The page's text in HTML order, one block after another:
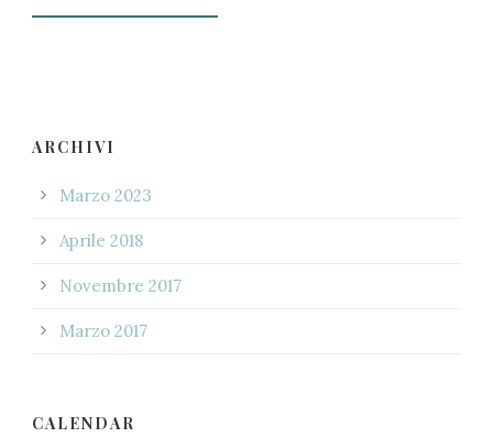
ARCHIVI
Marzo 2023
Aprile 2018
Novembre 2017
Marzo 2017
CALENDAR